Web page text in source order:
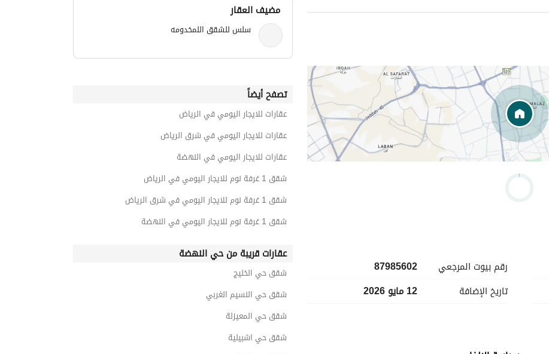
رقم بيوت المرجعي
87985602
تاريخ الإضافة
12 مايو 2026
مضيف العقار
سلس للشقق اللمخدومه
تصفح أيضاً
عقارات للايجار اليومي في الرياض
عقارات للايجار اليومي في شرق الرياض
عقارات للايجار اليومي في النهضة
شقق 1 غرفة نوم للايجار اليومي في الرياض
شقق 1 غرفة نوم للايجار اليومي في شرق الرياض
شقق 1 غرفة نوم للايجار اليومي في النهضة
عقارات قريبة من حي النهضة
شقق حي الخليج
شقق حي النسيم الغربي
شقق حي المعيزلة
شقق حي اشبيلية